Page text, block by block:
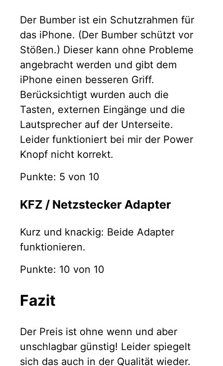
Der Bumber ist ein Schutzrahmen für
das iPhone. (Der Bumber schützt vor
Stößen.) Dieser kann ohne Probleme
angebracht werden und gibt dem
iPhone einen besseren Griff.
Berücksichtigt wurden auch die
Tasten, externen Eingänge und die
Lautsprecher auf der Unterseite.
Leider funktioniert bei mir der Power
Knopf nicht korrekt.
Punkte: 5 von 10
KFZ / Netzstecker Adapter
Kurz und knackig: Beide Adapter
funktionieren.
Punkte: 10 von 10
Fazit
Der Preis ist ohne wenn und aber
unschlagbar günstig! Leider spiegelt
sich das auch in der Qualität wieder.